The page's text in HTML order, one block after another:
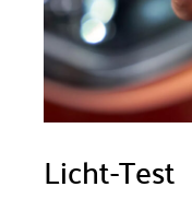
Licht-Test